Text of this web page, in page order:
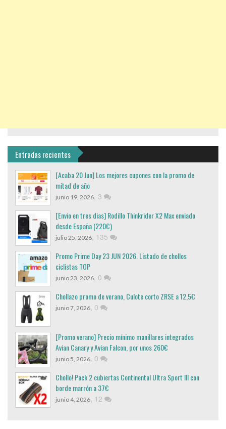
Entradas recientes
[Acaba 20 Jun] Los mejores cupones con la promo de
mitad de año
junio 19, 2026, 3
[Envio en tres dias] Rodillo Thinkrider X2 Max enviado
desde España (220€)
julio 25, 2026, 135
Promo Prime Day 23 JUN 2026. Listado de chollos
ciclistas TOP
junio 23, 2026, 0
Chollazo promo de verano, Culote corto ZRSE a 12,5€
junio 7, 2026, 0
[Promo verano] Precio mínimo manillares integrados
Avian Canary y Avian Falcon, por unos 260€
junio 5, 2026, 0
Chollo! Pack 2 cubiertas Continental Ultra Sport III con
borde marrón a 37€
junio 4, 2026, 12